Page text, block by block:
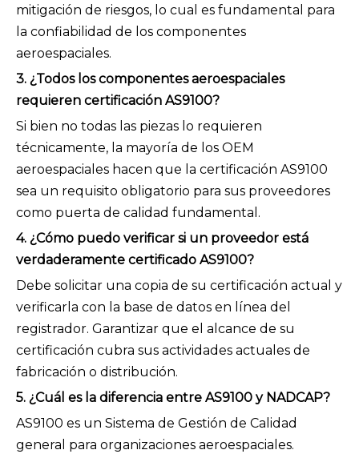
mitigación de riesgos, lo cual es fundamental para
la confiabilidad de los componentes
aeroespaciales.
3. ¿Todos los componentes aeroespaciales
requieren certificación AS9100?
Si bien no todas las piezas lo requieren
técnicamente, la mayoría de los OEM
aeroespaciales hacen que la certificación AS9100
sea un requisito obligatorio para sus proveedores
como puerta de calidad fundamental.
4. ¿Cómo puedo verificar si un proveedor está
verdaderamente certificado AS9100?
Debe solicitar una copia de su certificación actual y
verificarla con la base de datos en línea del
registrador. Garantizar que el alcance de su
certificación cubra sus actividades actuales de
fabricación o distribución.
5. ¿Cuál es la diferencia entre AS9100 y NADCAP?
AS9100 es un Sistema de Gestión de Calidad
general para organizaciones aeroespaciales.